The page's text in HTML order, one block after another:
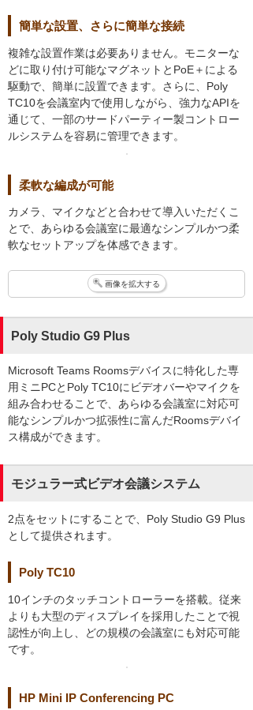
簡単な設置、さらに簡単な接続
複雑な設置作業は必要ありません。モニターな
どに取り付け可能なマグネットとPoE＋による
駆動で、簡単に設置できます。さらに、Poly
TC10を会議室内で使用しながら、強力なAPIを
通じて、一部のサードパーティー製コントロー
ルシステムを容易に管理できます。
柔軟な編成が可能
カメラ、マイクなどと合わせて導入いただくこ
とで、あらゆる会議室に最適なシンプルかつ柔
軟なセットアップを体感できます。
画像を拡大する
Poly Studio G9 Plus
Microsoft Teams Roomsデバイスに特化した専
用ミニPCとPoly TC10にビデオバーやマイクを
組み合わせることで、あらゆる会議室に対応可
能なシンプルかつ拡張性に富んだRoomsデバイ
ス構成ができます。
モジュラー式ビデオ会議システム
2点をセットにすることで、Poly Studio G9 Plus
として提供されます。
Poly TC10
10インチのタッチコントローラーを搭載。従来
よりも大型のディスプレイを採用したことで視
認性が向上し、どの規模の会議室にも対応可能
です。
HP Mini IP Conferencing PC